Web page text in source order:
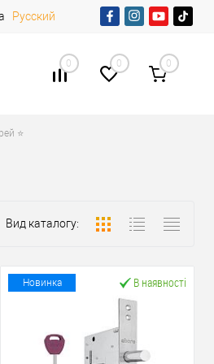
Русский
0 0 0
⭐
Вид каталогу:
Новинка В наявності